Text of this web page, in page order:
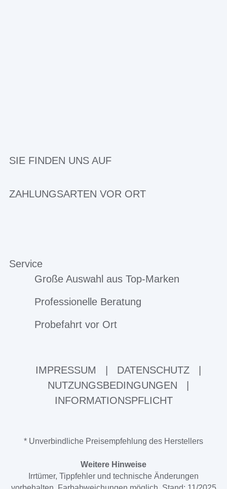
SIE FINDEN UNS AUF
ZAHLUNGSARTEN VOR ORT
Service
Große Auswahl aus Top-Marken
Professionelle Beratung
Probefahrt vor Ort
IMPRESSUM DATENSCHUTZ
NUTZUNGSBEDINGUNGEN
INFORMATIONSPFLICHT
* Unverbindliche Preisempfehlung des Herstellers
Weitere Hinweise
Irrtümer, Tippfehler und technische Änderungen